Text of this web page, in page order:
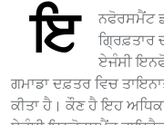
ਇ
ਨਫੋਰਸਮੈਂਟ
ਗ੍ਰਿਫ਼ਤਾਰ
ਏਜੰਸੀ
ਗਮਾਡਾ ਦਫ਼ਤਰ ਵਿਚ
ਕੀਤਾ ਹੈ। ਕੌਣ ਹੈ ਇਹ